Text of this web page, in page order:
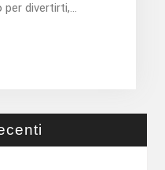
per divertirti,…